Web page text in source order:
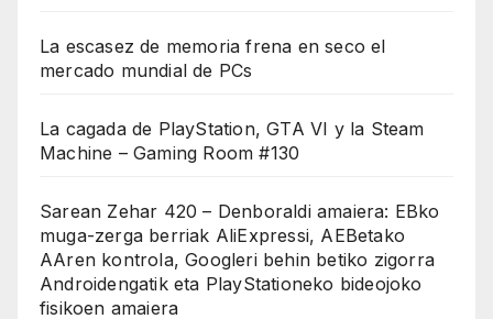
La escasez de memoria frena en seco el
mercado mundial de PCs
La cagada de PlayStation, GTA VI y la Steam
Machine – Gaming Room #130
Sarean Zehar 420 – Denboraldi amaiera: EBko
muga-zerga berriak AliExpressi, AEBetako
AAren kontrola, Googleri behin betiko zigorra
Androidengatik eta PlayStationeko bideojoko
fisikoen amaiera